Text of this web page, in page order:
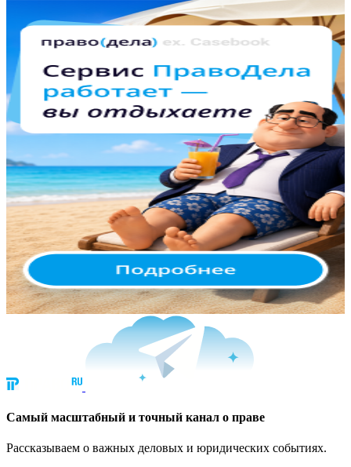
Cамый масштабный и точный канал о праве
Рассказываем о важных деловых и юридических событиях.